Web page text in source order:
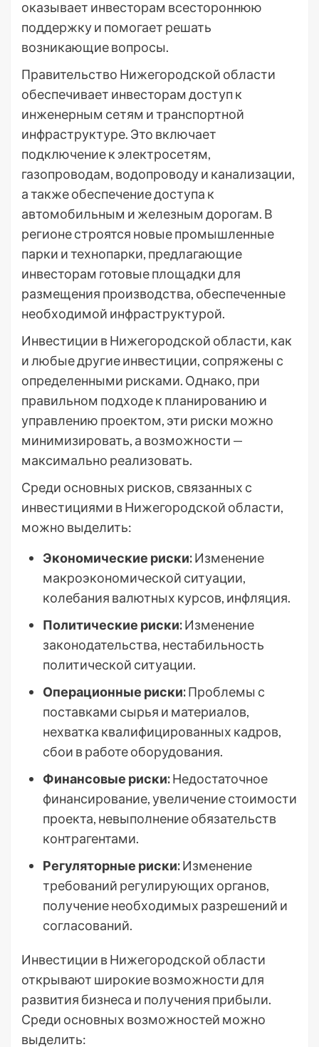
оказывает инвесторам всестороннюю
поддержку и помогает решать
возникающие вопросы.
Правительство Нижегородской области
обеспечивает инвесторам доступ к
инженерным сетям и транспортной
инфраструктуре. Это включает
подключение к электросетям,
газопроводам, водопроводу и канализации,
а также обеспечение доступа к
автомобильным и железным дорогам. В
регионе строятся новые промышленные
парки и технопарки, предлагающие
инвесторам готовые площадки для
размещения производства, обеспеченные
необходимой инфраструктурой.
Инвестиции в Нижегородской области, как
и любые другие инвестиции, сопряжены с
определенными рисками. Однако, при
правильном подходе к планированию и
управлению проектом, эти риски можно
минимизировать, а возможности —
максимально реализовать.
Среди основных рисков, связанных с
инвестициями в Нижегородской области,
можно выделить:
Экономические риски:Изменение
макроэкономической ситуации,
колебания валютных курсов, инфляция.
Политические риски:Изменение
законодательства, нестабильность
политической ситуации.
Операционные риски:Проблемы с
поставками сырья и материалов,
нехватка квалифицированных кадров,
сбои в работе оборудования.
Финансовые риски:Недостаточное
финансирование, увеличение стоимости
проекта, невыполнение обязательств
контрагентами.
Регуляторные риски:Изменение
требований регулирующих органов,
получение необходимых разрешений и
согласований.
Инвестиции в Нижегородской области
открывают широкие возможности для
развития бизнеса и получения прибыли.
Среди основных возможностей можно
выделить: